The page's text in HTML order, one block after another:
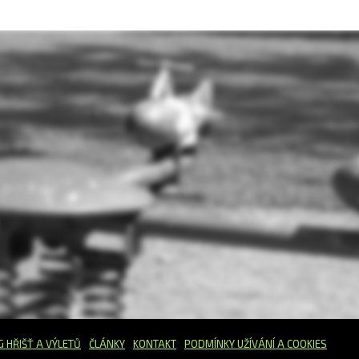
HŘIŠŤA VÝLETŮ ČLÁNKY KONTAKT PODMÍNKY UŽÍVÁNÍ A COOKIES